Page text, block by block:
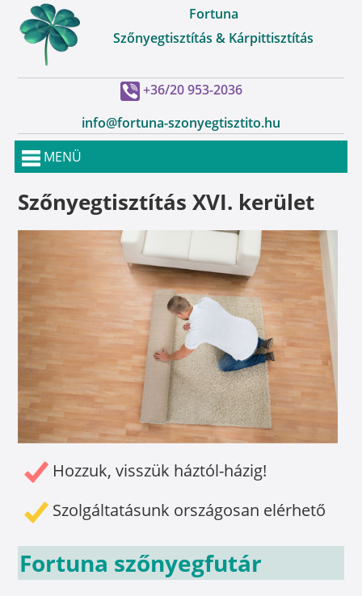
Fortuna
Szőnyegtisztítás & Kárpittisztítás
+36/20 953-2036
info@fortuna-szonyegtisztito.hu
MENÜ
Szőnyegtisztítás XVI. kerület
Hozzuk, visszük háztól-házig!
Szolgáltatásunk országosan elérhető
Fortuna szőnyegfutár